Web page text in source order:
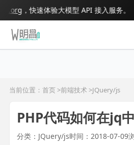
，快速体验大模型 API 接入服务。
当前位置：首页 >前端技术 >JQuery/js
PHP代码如何在jq
分类：JQuery/js时间：2018-07-09